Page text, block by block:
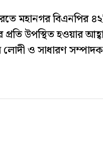
মহানগর বিএনপির
প্রতি উপস্থিত হওয়ার
ও সাধারণ